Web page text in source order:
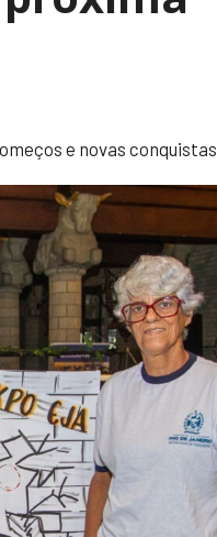
e novas conquistas